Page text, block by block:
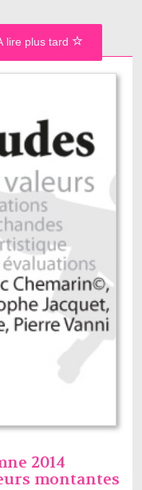
2014
montantes
lire plus tard